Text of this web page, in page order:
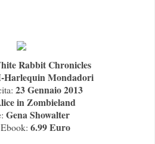
Rabbit Chronicles
Harlequin Mondadori
23 Gennaio 2013
in Zombieland
Gena Showalter
6.99 Euro